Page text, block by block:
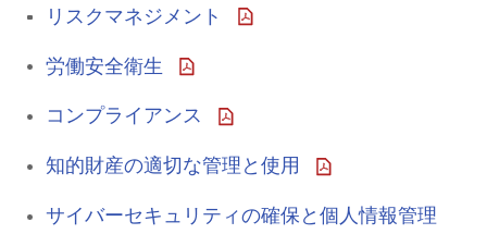
リスクマネジメント
労働安全衛生
コンプライアンス
知的財産の適切な管理と使用
サイバーセキュリティの確保と個人情報管理